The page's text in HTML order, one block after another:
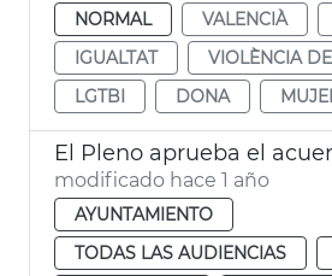
NORMAL VALENCIÀ
IGUALTAT
VIOLÈNCIA
LGTBI
DONA
modificado hace 1 año
AYUNTAMIENTO
TODAS LAS AUDIENCIAS